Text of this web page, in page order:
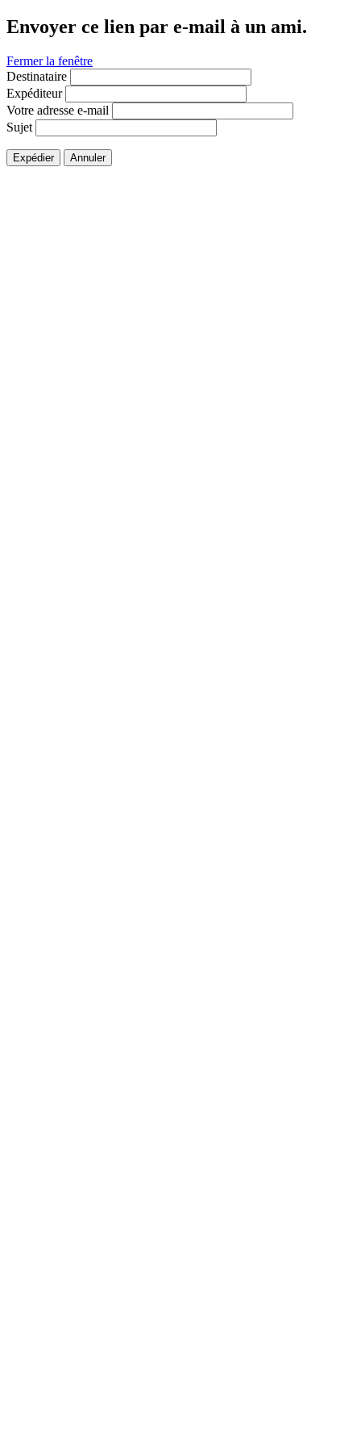
Envoyer ce lien par e-mail à un ami.
Fermer la fenêtre
Destinataire
Expéditeur
Votre adresse e-mail
Sujet
Expédier Annuler